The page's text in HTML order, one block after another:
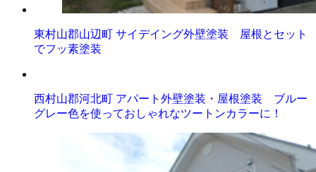
東村山郡山辺町 サイデイング外壁塗装 屋根とセット
でフッ素塗装
西村山郡河北町 アパート外壁塗装・屋根塗装 ブルー
グレー色を使っておしゃれなツートンカラーに！